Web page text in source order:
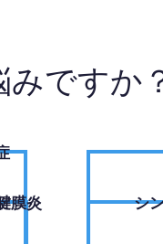
みですか
膜炎 シ